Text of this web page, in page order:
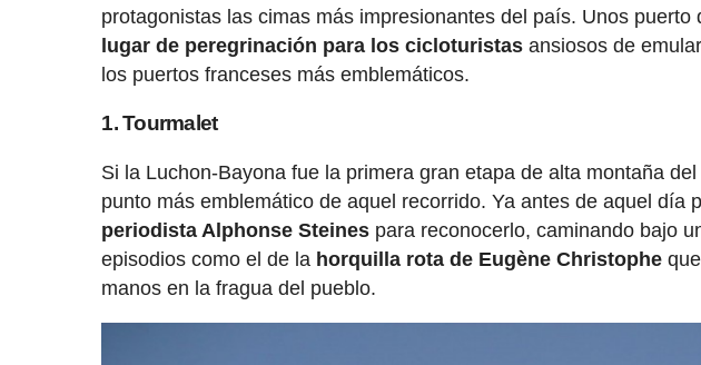
protagonistas las cimas más impresionantes del país. Unos
lugar de peregrinación para los cicloturistas ansiosos de
los puertos franceses más emblemáticos.
1. Tourmalet
Si la Luchon-Bayona fue la primera gran etapa de alta montaña
punto más emblemático de aquel recorrido. Ya antes de aquel día
periodista Alphonse Steines para reconocerlo, caminando bajo
episodios como el de la horquilla rota de Eugène Christophe
manos en la fragua del pueblo.